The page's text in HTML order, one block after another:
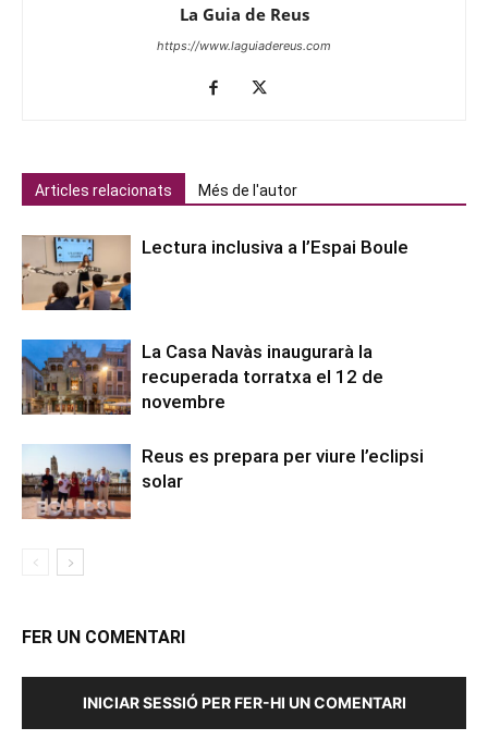
La Guia de Reus
https://www.laguiadereus.com
Articles relacionats Més de l'autor
Lectura inclusiva a l’Espai Boule
La Casa Navàs inaugurarà la
recuperada torratxa el 12 de
novembre
Reus es prepara per viure l’eclipsi
solar
FER UN COMENTARI
INICIAR SESSIÓ PER FER-HI UN COMENTARI